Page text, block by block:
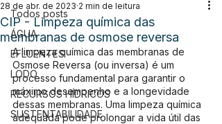
Todos posts
ÁGUA
EFLUENTES
LODO
RECURSOS HÍDRICOS
SUSTENTABILIDADE
CIP - Limpeza química das
membranas de osmose reversa
28 de abr. de 2023 2 min de leitura
A limpeza química das membranas de
Osmose Reversa (ou inversa) é um
processo fundamental para garantir o
máximo desempenho e a longevidade
dessas membranas. Uma limpeza química
adequada pode prolongar a vida útil das